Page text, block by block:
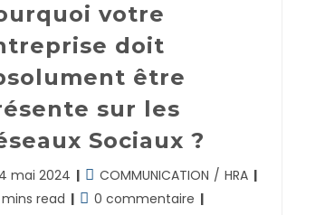
votre
doit
être
sur les
Sociaux ?
mai 2024
Post
category:
COMMUNICATION / HRA
read
Commentaires
0 commentaire